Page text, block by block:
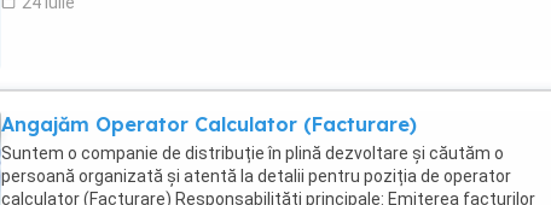
Angajăm Operator Calculator (Facturare)
Suntem o companie de distribuție în plină dezvoltare și căutăm o
persoană organizată și atentă la detalii pentru poziția de operator
calculator (Facturare) Responsabilități principale: Emiterea facturilor